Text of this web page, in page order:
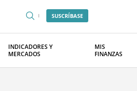
SUSCRÍBASE
INDICADORES Y
MERCADOS
MIS
FINANZAS